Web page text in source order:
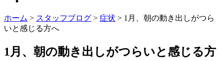
ホーム > スタッフブログ > 症状 > 1月、朝の動き出しがつら
いと感じる方へ
1月、朝の動き出しがつらいと感じる方